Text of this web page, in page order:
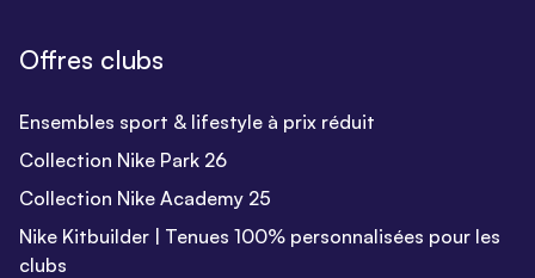
Offres clubs
Ensembles sport & lifestyle à prix réduit
Collection Nike Park 26
Collection Nike Academy 25
Nike Kitbuilder | Tenues 100% personnalisées pour les
clubs